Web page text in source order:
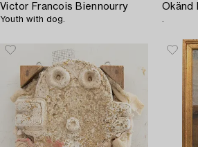
Victor Francois Biennourry
Youth with dog.